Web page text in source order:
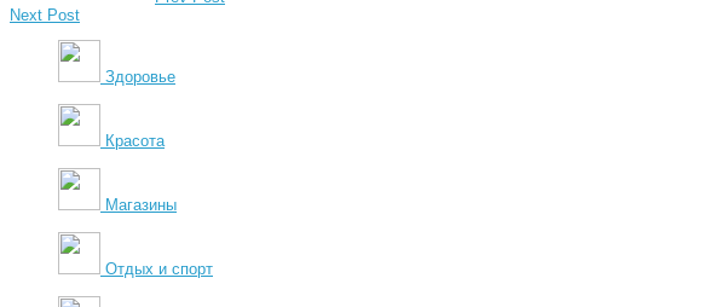
Next Post
Здоровье
Красота
Магазины
Отдых и спорт